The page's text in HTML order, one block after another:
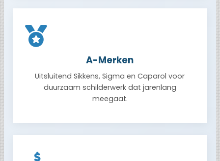
A-Merken
Uitsluitend Sikkens, Sigma en Caparol voor
duurzaam schilderwerk dat jarenlang
meegaat.